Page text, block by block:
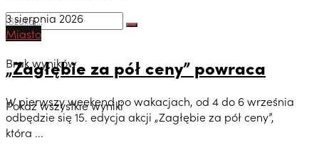
Brak wyników
Pokaż wszystkie wyniki
3 sierpnia 2026
Miasto
„Zagłębie za pół ceny” powraca
W pierwszy weekend po wakacjach, od 4 do 6 września
odbędzie się 15. edycja akcji „Zagłębie za pół ceny”,
która ...